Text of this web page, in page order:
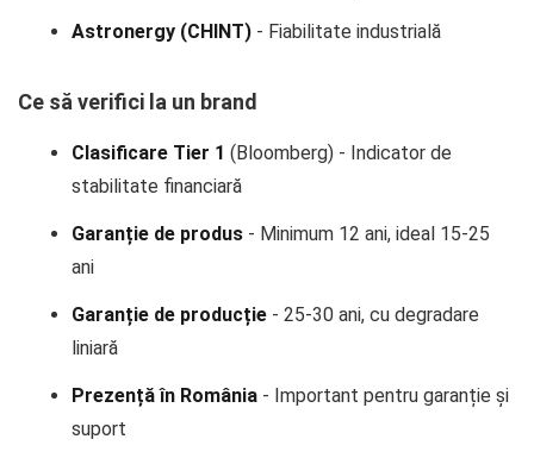
Astronergy (CHINT) - Fiabilitate industrială
Ce să verifici la un brand
Clasificare Tier 1 (Bloomberg) - Indicator de
stabilitate financiară
Garanție de produs - Minimum 12 ani, ideal 15-25
ani
Garanție de producție - 25-30 ani, cu degradare
liniară
Prezență în România - Important pentru garanție și
suport